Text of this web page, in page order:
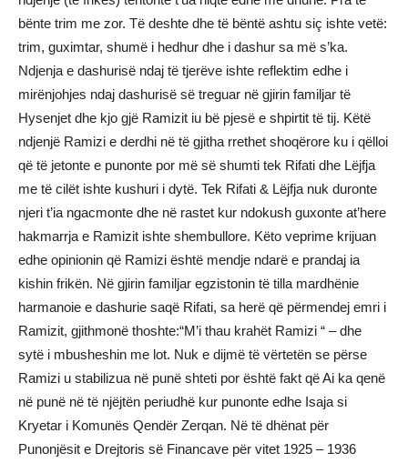
bënte trim me zor. Të deshte dhe të bëntë ashtu siç ishte vetë:
trim, guximtar, shumë i hedhur dhe i dashur sa më s’ka.
Ndjenja e dashurisë ndaj të tjerëve ishte reflektim edhe i
mirënjohjes ndaj dashurisë së treguar në gjirin familjar të
Hysenjet dhe kjo gjë Ramizit iu bë pjesë e shpirtit të tij. Këtë
ndjenjë Ramizi e derdhi në të gjitha rrethet shoqërore ku i qëlloi
që të jetonte e punonte por më së shumti tek Rifati dhe Lëjfja
me të cilët ishte kushuri i dytë. Tek Rifati & Lëjfja nuk duronte
njeri t’ia ngacmonte dhe në rastet kur ndokush guxonte at’here
hakmarrja e Ramizit ishte shembullore. Këto veprime krijuan
edhe opinionin që Ramizi është mendje ndarë e prandaj ia
kishin frikën. Në gjirin familjar egzistonin të tilla mardhënie
harmanoie e dashurie saqë Rifati, sa herë që përmendej emri i
Ramizit, gjithmonë thoshte:“M’i thau krahët Ramizi “ – dhe
sytë i mbusheshin me lot. Nuk e dijmë të vërtetën se përse
Ramizi u stabilizua në punë shteti por është fakt që Ai ka qenë
në punë në të njëjtën periudhë kur punonte edhe Isaja si
Kryetar i Komunës Qendër Zerqan. Në të dhënat për
Punonjësit e Drejtoris së Financave për vitet 1925 – 1936